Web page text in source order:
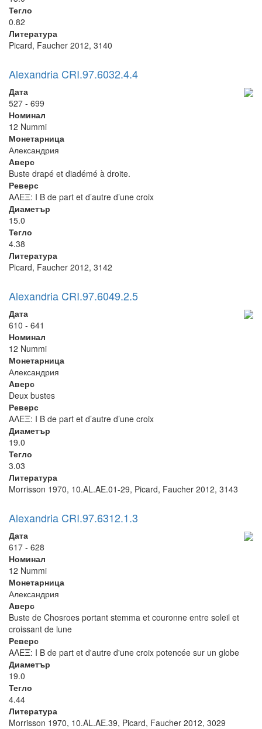
Тегло
0.82
Литература
Picard, Faucher 2012, 3140
Alexandria CRI.97.6032.4.4
Дата
527 - 699
Номинал
12 Nummi
Монетарница
Александрия
Аверс
Buste drapé et diadémé à droite.
Реверс
ΑΛΕΞ: I B de part et d’autre d’une croix
Диаметър
15.0
Тегло
4.38
Литература
Picard, Faucher 2012, 3142
Alexandria CRI.97.6049.2.5
Дата
610 - 641
Номинал
12 Nummi
Монетарница
Александрия
Аверс
Deux bustes
Реверс
ΑΛΕΞ: I B de part et d’autre d’une croix
Диаметър
19.0
Тегло
3.03
Литература
Morrisson 1970, 10.AL.AE.01-29, Picard, Faucher 2012, 3143
Alexandria CRI.97.6312.1.3
Дата
617 - 628
Номинал
12 Nummi
Монетарница
Александрия
Аверс
Buste de Chosroes portant stemma et couronne entre soleil et
croissant de lune
Реверс
ΑΛΕΞ: I B de part et d'autre d'une croix potencée sur un globe
Диаметър
19.0
Тегло
4.44
Литература
Morrisson 1970, 10.AL.AE.39, Picard, Faucher 2012, 3029